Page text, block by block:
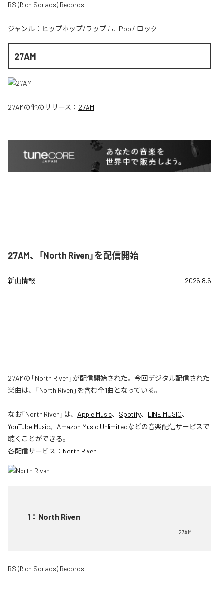
RS (Rich Squads) Records
ジャンル： ヒップホップ/ラップ / J-Pop / ロック
27AM
27AMの他のリリース： 27AM
27AM、「North Riven」を配信開始
新曲情報 2026.8.6
27AMの「North Riven」が配信開始された。今回デジタル配信された
楽曲は、「North Riven」を含む全1曲となっている。
なお「North Riven 」は、 Apple Music、 Spotify、 LINE MUSIC、
YouTube Music、 Amazon Music Unlimitedなどの音楽配信サービスで
聴くことができる。
各配信サービス： North Riven
1 ： North Riven
27AM
RS (Rich Squads) Records